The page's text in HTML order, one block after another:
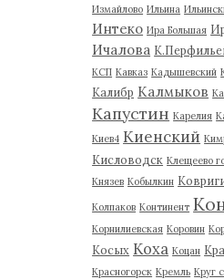
Измайлово Ильина
Интеко Ира Большая
Ичалова
КСП Кавказ Кадышевский
Калибр Калмыков
Капустин Карелия
Киев4 Киенский
Кисловодск Клещеево
Князев Кобылкин
Колпаков Континент
Корнилиевская Коровин
Косых Коха Коцан
Красногорск Кремль Круг